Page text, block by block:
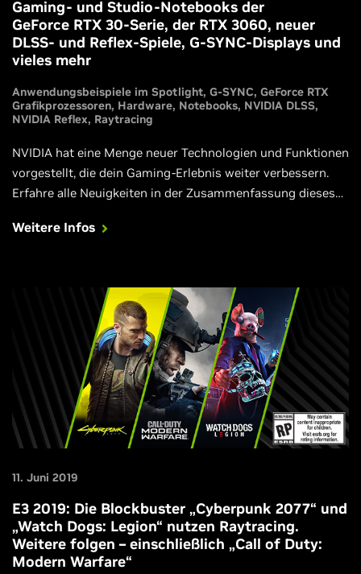
Gaming- und Studio-Notebooks der
GeForce RTX 30-Serie, der RTX 3060, neuer
DLSS- und Reflex-Spiele, G-SYNC-Displays und
vieles mehr
Anwendungsbeispiele im Spotlight G-SYNC GeForce RTX
Grafikprozessoren Hardware Notebooks NVIDIA DLSS
NVIDIA Reflex Raytracing
NVIDIA hat eine Menge neuer Technologien und Funktionen
vorgestellt, die dein Gaming-Erlebnis weiter verbessern.
Erfahre alle Neuigkeiten in der Zusammenfassung dieses
Weitere Infos
11. Juni 2019
E3 2019: Die Blockbuster „Cyberpunk 2077“ und
„Watch Dogs: Legion“ nutzen Raytracing.
Weitere folgen – einschließlich „Call of Duty:
Modern Warfare“